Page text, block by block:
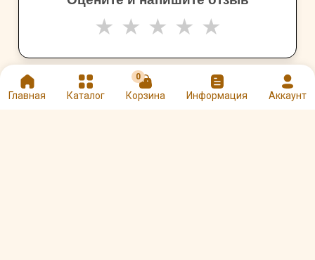
Главная Каталог
0
Корзина Информация Аккаунт
★ ★ ★ ★ ★